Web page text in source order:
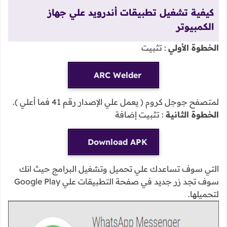
كيفية تشغيل تطبيقات أندرويد علي جهاز
الكمبيوتر
الخطوة الأولي : تثبيت
ARC Welder
لمتصفح جوجل كروم ( يعمل علي الإصدار رقم 41 فما أعلي ).
الخطوة الثانية : تثبيت إضافة
Download APK
التي سوف تساعدك علي تحميل وتشغيل البرامج حيث انك
سوف تجد زر جديد في صفحة التطبيقات علي Google Play
لتحميلها.